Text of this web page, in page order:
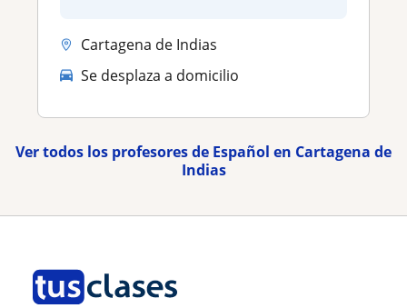
Cartagena de Indias
Se desplaza a domicilio
Ver todos los profesores de Español en Cartagena de
Indias